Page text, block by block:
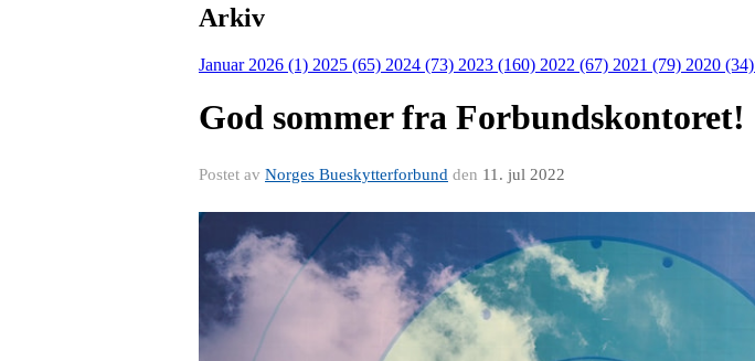
Arkiv
Januar 2026 (1) 2025 (65) 2024 (73) 2023 (160) 2022 (67) 2021 (79) 2020 (34)
God sommer fra Forbundskontoret!
Postet av Norges Bueskytterforbund den 11. jul 2022